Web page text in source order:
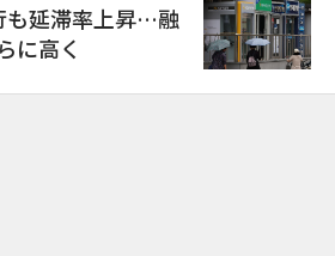
も延滞率上昇…融
に高く